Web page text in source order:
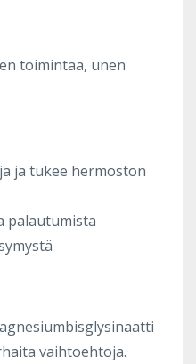
toimintaa, unen
ja tukee hermoston
palautumista
vaihtoehtoja.